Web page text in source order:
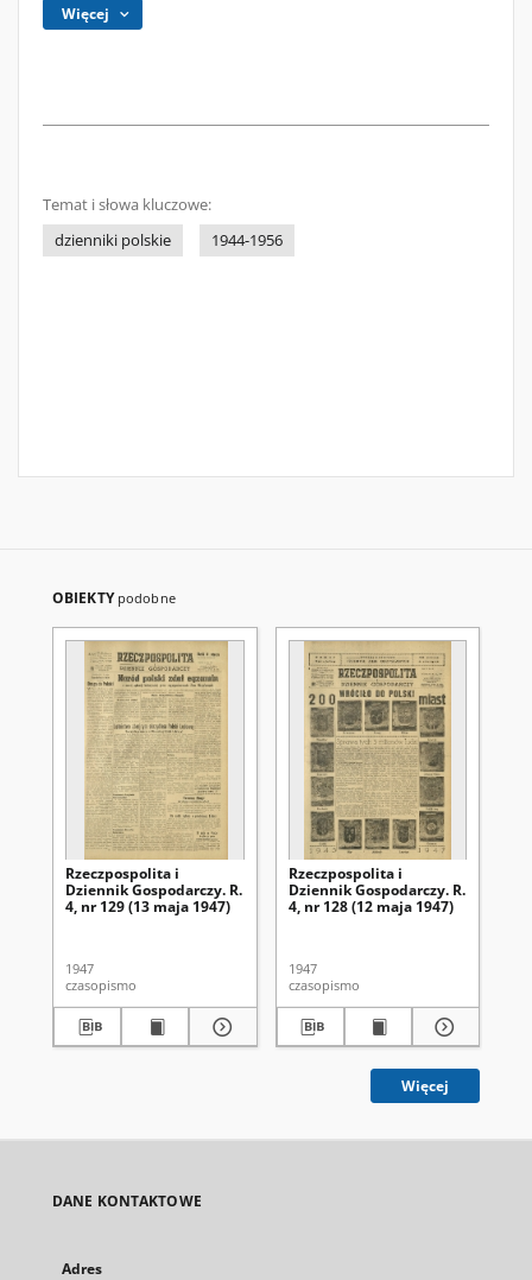
Więcej
Temat i słowa kluczowe:
dzienniki polskie
1944-1956
OBIEKTY podobne
Rzeczpospolita i
Dziennik Gospodarczy. R.
4, nr 129 (13 maja 1947)
1947
czasopismo
Rzeczpospolita i
Dziennik Gospodarczy. R.
4, nr 128 (12 maja 1947)
1947
czasopismo
Więcej
DANE KONTAKTOWE
Adres